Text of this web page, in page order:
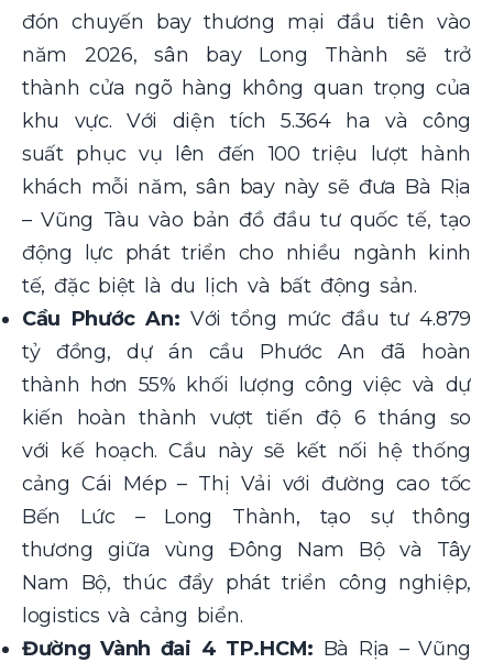
đón chuyến bay thương mại đầu tiên vào
năm 2026, sân bay Long Thành sẽ trở
thành cửa ngõ hàng không quan trọng của
khu vực. Với diện tích 5.364 ha và công
suất phục vụ lên đến 100 triệu lượt hành
khách mỗi năm, sân bay này sẽ đưa Bà Rịa
– Vũng Tàu vào bản đồ đầu tư quốc tế, tạo
động lực phát triển cho nhiều ngành kinh
tế, đặc biệt là du lịch và bất động sản.
Cầu Phước An: Với tổng mức đầu tư 4.879
tỷ đồng, dự án cầu Phước An đã hoàn
thành hơn 55% khối lượng công việc và dự
kiến hoàn thành vượt tiến độ 6 tháng so
với kế hoạch. Cầu này sẽ kết nối hệ thống
cảng Cái Mép – Thị Vải với đường cao tốc
Bến Lức – Long Thành, tạo sự thông
thương giữa vùng Đông Nam Bộ và Tây
Nam Bộ, thúc đẩy phát triển công nghiệp,
logistics và cảng biển.
Đường Vành đai 4 TP.HCM: Bà Rịa – Vũng